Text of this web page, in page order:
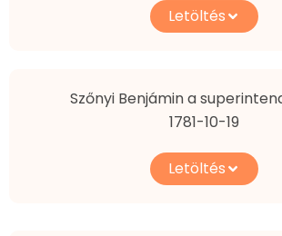
Letöltés
Szőnyi Benjámin a
1781-10-19
Letöltés